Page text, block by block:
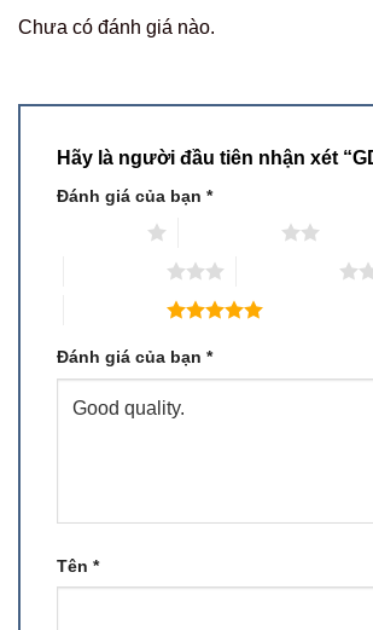
Chưa có đánh giá nào.
Hãy là người đầu tiên nhận xét
Đánh giá của bạn *
Đánh giá của bạn *
Tên *